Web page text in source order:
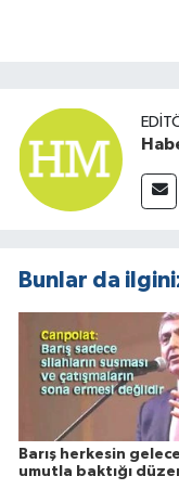
Bunlar da
Barış herkesin
umutla baktığı